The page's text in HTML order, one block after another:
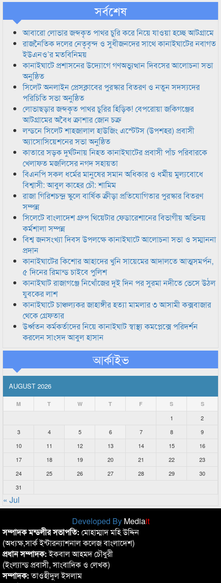
সর্বশেষ
আবারো লোভার জব্দকৃত পাথর চুরি করে নিয়ে যাওয়া হচ্ছে আটগ্রামে
রাজনৈতিক দলের নেতৃবৃন্দ ও সুধীজনদের সাথে কানাইঘাটের নবাগত
ইউএনও’র মতবিনিময়
কানাইঘাটে প্রশাসনের উদ্যোগে গণঅভ্যুত্থান দিবসের আলোচনা সভা
অনুষ্ঠিত
সিলেট অনলাইন প্রেসক্লাবের পুরস্কার বিতরণ ও নতুন সদস্যদের
পরিচিতি সভা অনুষ্ঠিত
লোভাছড়ার জব্দকৃত পাথর চুরির হিড়িক! বেপরোয়া জকিগঞ্জের
আটগ্রামের অবৈধ ক্রাশার জোন চক্র
লন্ডনে সিলেট শাহজালাল হাউজিং এস্টেটস (উপশহর) প্রবাসী
অ্যাসোসিয়েশনের সভা অনুষ্ঠিত
কাতারে সড়ক দুর্ঘটনায় নিহত কানাইঘাটের প্রবাসী পাঁচ পরিবারকে
খেলাফত মজলিসের নগদ সহায়তা
বিএনপি সকল ধর্মের মানুষের সমান অধিকার ও ধর্মীয় মুল্যবোধে
বিশ্বাসী: আবুল কাহের চৌ: শামিম
রাজা গিরিশচন্দ্র স্কুলে বার্ষিক ক্রীড়া প্রতিযোগিতার পুরস্কার বিতরণ
সম্পন্ন
সিলেটে বাংলাদেশ গ্রুপ থিয়েটার ফেডারেশানের বিভাগীয় অভিনয়
কর্মশালা সম্পন্ন
বিশ্ব জনসংখ্যা দিবস উপলক্ষে কানাইঘাটে আলোচনা সভা ও সম্মাননা
প্রদান
কানাইঘাটের কিশোর আহাদের খুনি সায়েমের আদালতে আত্মসমর্পন,
৫ দিনের রিমান্ড চাইবে পুলিশ
কানাইঘাট রাজাগঞ্জে নিখোঁজের দুই দিন পর সুরমা নদীতে ভেসে উঠল
যুবকের লাশ
কানাইঘাটে চাঞ্চল্যকর জাহাঙ্গীর হত্যা মামলার ৩ আসামী কক্সবাজার
থেকে গ্রেফতার
উর্ধ্বতন কর্মকর্তাদের নিয়ে কানাইঘাট স্বাস্থ্য কমপ্লেক্সে পরিদর্শন
করলেন সাংসদ আবুল হাসান
আর্কাইভ
AUGUST 2026
M T W T F S S
1
2
3
4 5 6 7 8
9
10
11 12 13 14 15
16
17
18 19 20 21 22
23
24
25 26 27 28 29
30
31
« Jul
Developed By Mediait
সম্পাদক মন্ডলীর সভাপতি: মোহাম্মাদ মহি উদ্দিন
(অধ্যক্ষ,সার্ক ইন্টারন্যাশনাল কলেজ বাংলাদেশ)
প্রধান সম্পাদক:ইকবাল আহমদ চৌধুরী
(ইংল্যান্ড প্রবাসী, সাংবাদিক ও লেখক)
সম্পাদক:তাওহীদুল ইসলাম